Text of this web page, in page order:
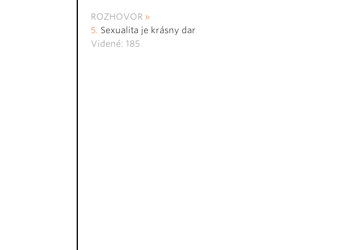
ROZHOVOR
Sexualita je krásny dar
Videné: 185